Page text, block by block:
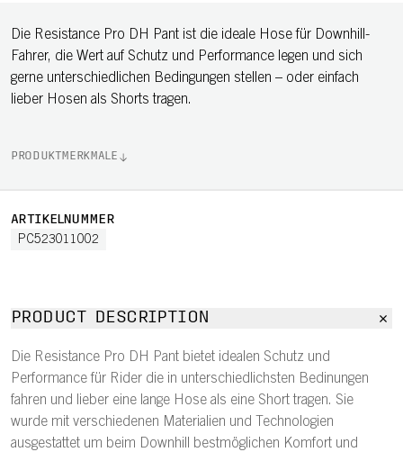
Die Resistance Pro DH Pant ist die ideale Hose für Downhill-
Fahrer, die Wert auf Schutz und Performance legen und sich
gerne unterschiedlichen Bedingungen stellen – oder einfach
lieber Hosen als Shorts tragen.
PRODUKTMERKMALE
ARTIKELNUMMER
PC523011002
PRODUCT DESCRIPTION
Die Resistance Pro DH Pant bietet idealen Schutz und
Performance für Rider die in unterschiedlichsten Bedinungen
fahren und lieber eine lange Hose als eine Short tragen. Sie
wurde mit verschiedenen Materialien und Technologien
ausgestattet um beim Downhill bestmöglichen Komfort und